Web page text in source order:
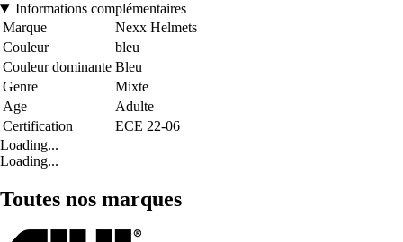
Informations complémentaires
Marque
Nexx Helmets
Couleur
bleu
Couleur dominante Bleu
Genre
Mixte
Age
Adulte
Certification
ECE 22-06
Loading...
Loading...
Toutes nos marques